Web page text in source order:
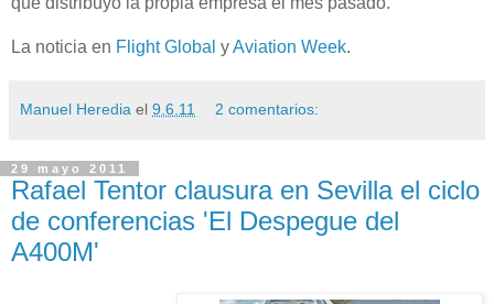
La noticia en Flight Global yAviation Week.
Manuel Heredia el 9.6.11 2 comentarios:
29 mayo 2011
Rafael Tentor clausura en Sevilla el ciclo
de conferencias 'El Despegue del
A400M'